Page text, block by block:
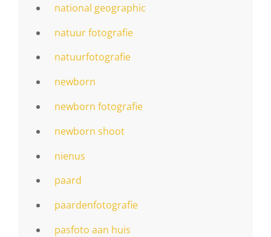
national geographic
natuur fotografie
natuurfotografie
newborn
newborn fotografie
newborn shoot
nienus
paard
paardenfotografie
pasfoto aan huis